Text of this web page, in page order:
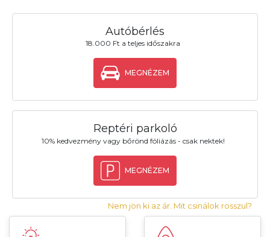
Autóbérlés
18.000 Ft a teljes időszakra
MEGNÉZEM
Reptéri parkoló
10% kedvezmény vagy bőrönd fóliázás - csak nektek!
MEGNÉZEM
Nem jön ki az ár. Mit csinálok rosszul?